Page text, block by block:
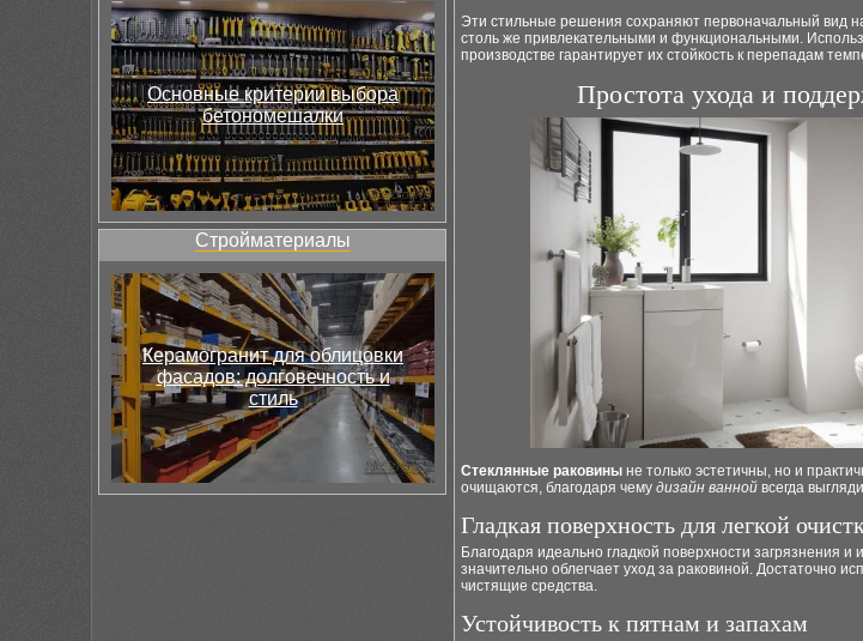
Основные критерии выбора
бетономешалки
Стройматериалы
Керамогранит для облицовки
фасадов: долговечность и
стиль
Эти стильные решения сохраняют первоначальный вид
столь же привлекательными и функциональными.
производстве гарантирует их стойкость к перепадам
Простота ухода и
Стеклянные раковины не только эстетичны, но и
очищаются, благодаря чему дизайн ванной всегда
Гладкая поверхность для легкой
Благодаря идеально гладкой поверхности загрязнения
значительно облегчает уход за раковиной. Достаточно
чистящие средства.
Устойчивость к пятнам и запахам